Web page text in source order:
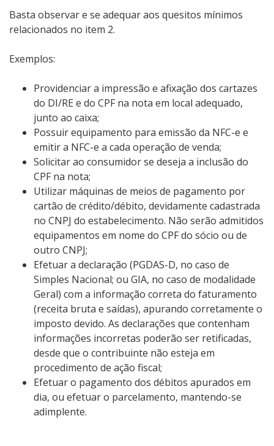
Basta observar e se adequar aos quesitos mínimos
relacionados no item 2.
Exemplos:
Providenciar a impressão e afixação dos cartazes
do DI/RE e do CPF na nota em local adequado,
junto ao caixa;
Possuir equipamento para emissão da NFC-e e
emitir a NFC-e a cada operação de venda;
Solicitar ao consumidor se deseja a inclusão do
CPF na nota;
Utilizar máquinas de meios de pagamento por
cartão de crédito/débito, devidamente cadastrada
no CNPJ do estabelecimento. Não serão admitidos
equipamentos em nome do CPF do sócio ou de
outro CNPJ;
Efetuar a declaração (PGDAS-D, no caso de
Simples Nacional; ou GIA, no caso de modalidade
Geral) com a informação correta do faturamento
(receita bruta e saídas), apurando corretamente o
imposto devido. As declarações que contenham
informações incorretas poderão ser retificadas,
desde que o contribuinte não esteja em
procedimento de ação fiscal;
Efetuar o pagamento dos débitos apurados em
dia, ou efetuar o parcelamento, mantendo-se
adimplente.